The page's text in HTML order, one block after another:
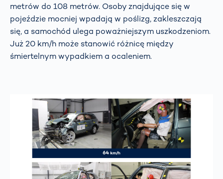
metrów do 108 metrów. Osoby znajdujące się w
pojeździe mocniej wpadają w poślizg, zakleszczają
się, a samochód ulega poważniejszym uszkodzeniom.
Już 20 km/h może stanowić różnicę między
śmiertelnym wypadkiem a ocaleniem.